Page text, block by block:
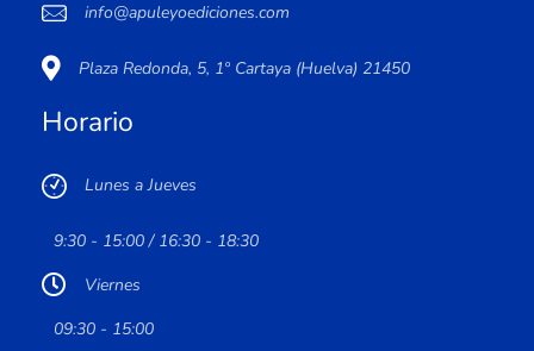
info@apuleyoediciones.com
Plaza Redonda, 5, 1º Cartaya (Huelva) 21450
Horario
Lunes a Jueves
9:30 - 15:00 / 16:30 - 18:30
Viernes
09:30 - 15:00